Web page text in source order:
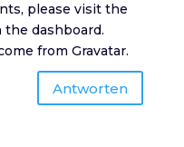
please visit the
dashboard.
from Gravatar.
Antworten